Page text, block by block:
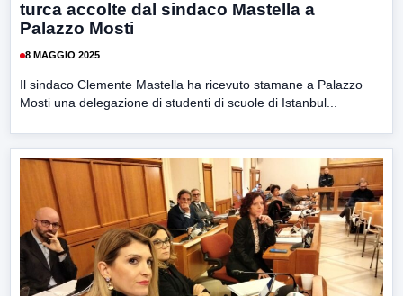
turca accolte dal sindaco Mastella a
Palazzo Mosti
8 MAGGIO 2025
Il sindaco Clemente Mastella ha ricevuto stamane a Palazzo
Mosti una delegazione di studenti di scuole di Istanbul...